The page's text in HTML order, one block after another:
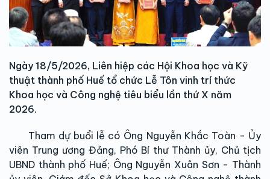
Ngày 18/5/2026, Liên hiệp các Hội Khoa học và Kỹ
thuật thành phố Huế tổ chức Lễ Tôn vinh trí thức
Khoa học và Công nghệ tiêu biểu lần thứ X năm
2026.
Tham dự buổi lễ có Ông Nguyễn Khắc Toàn - Ủy
viên Trung ương Đảng, Phó Bí thư Thành ủy, Chủ tịch
UBND thành phố Huế; Ông Nguyễn Xuân Sơn - Thành